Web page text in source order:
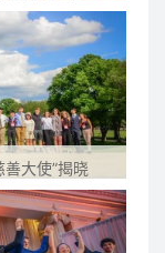
大使”揭晓